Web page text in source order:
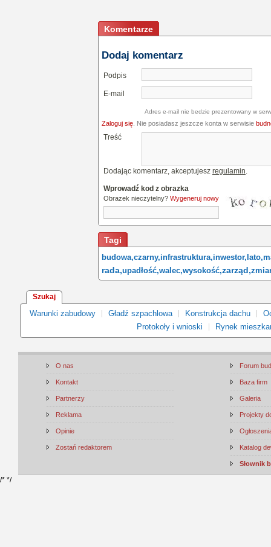
Komentarze
Dodaj komentarz
Podpis
E-mail
Adres e-mail nie bedzie prezentowany w
Zaloguj się . Nie posiadasz jeszcze konta w serwisie
Treść
Dodając komentarz, akceptujesz regulamin.
Wprowadź kod z obrazka
Obrazek nieczytelny? Wygeneruj nowy
Tagi
budowa,czarny,infrastruktura,inwestor, lato,
rada,upadłość,walec,wysokość,zarząd,
Szukaj
Warunki zabudowy Gładź szpachlowa Konstrukcja dachu
Protokoły i wnioski
Rynek
O nas
Kontakt
Partnerzy
Reklama
Opinie
Zostań redaktorem
Forum
Baza firm
Galeria
Projekty
Katalog
Słownik
/* */